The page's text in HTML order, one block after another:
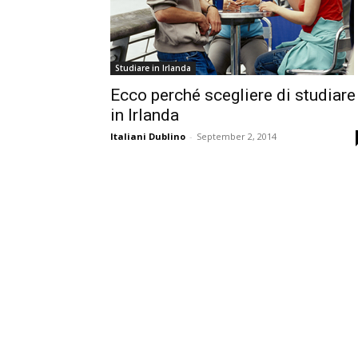
Studiare in Irlanda
Ecco perché scegliere di studiare
in Irlanda
Italiani Dublino - September 2, 2014